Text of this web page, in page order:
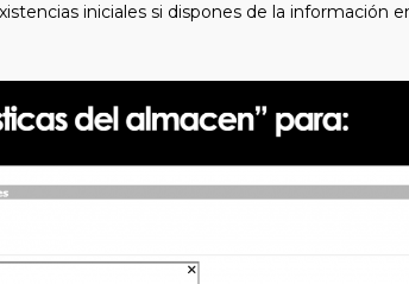
iniciales si dispones de la información